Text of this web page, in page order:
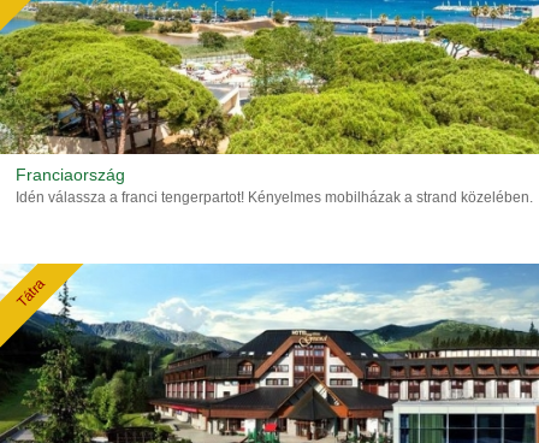
Franciaország
Idén válassza a franci tengerpartot! Kényelmes mobilházak a strand közelében.
Tátra